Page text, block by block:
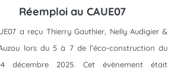
Réemploi au CAUE07
a reçu Thierry Gauthier, Nelly Audigier &
lors du 5 à 7 de l’éco-construction du
décembre 2025. Cet évènement était